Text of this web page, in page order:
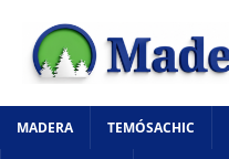
MADERA TEMÓSACHIC